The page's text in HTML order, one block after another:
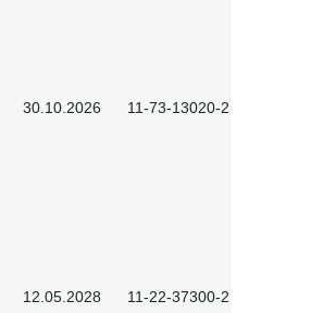
30.10.2026 11-73-13020-2601
12.05.2028 11-22-37300-2604